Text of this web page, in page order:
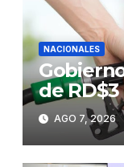
NACIONALES
de
AGO 7, 2026